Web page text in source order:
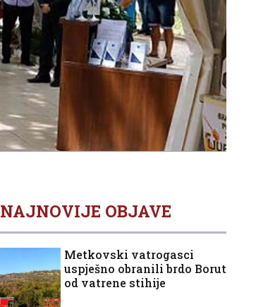
NAJNOVIJE OBJAVE
Metkovski vatrogasci
uspješno obranili brdo Borut
od vatrene stihije